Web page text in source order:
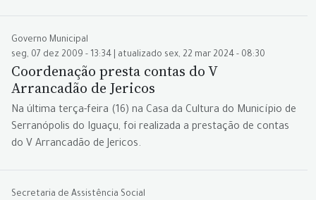
Governo Municipal
seg, 07 dez 2009 - 13:34 | atualizado sex, 22 mar 2024 - 08:30
Coordenação presta contas do V
Arrancadão de Jericos
Na última terça-feira (16) na Casa da Cultura do Município de
Serranópolis do Iguaçu, foi realizada a prestação de contas
do V Arrancadão de Jericos.
Secretaria de Assistência Social